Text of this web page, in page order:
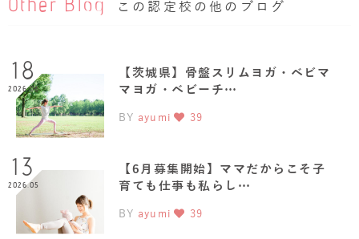
Other Blog この認定校の他のブログ
18
2026.06
【茨城県】骨盤スリムヨガ・ベビマ
マヨガ・ベビーチ…
BY ayumi 39
13
2026.05
【6月募集開始】ママだからこそ子
育ても仕事も私らし…
BY ayumi 39